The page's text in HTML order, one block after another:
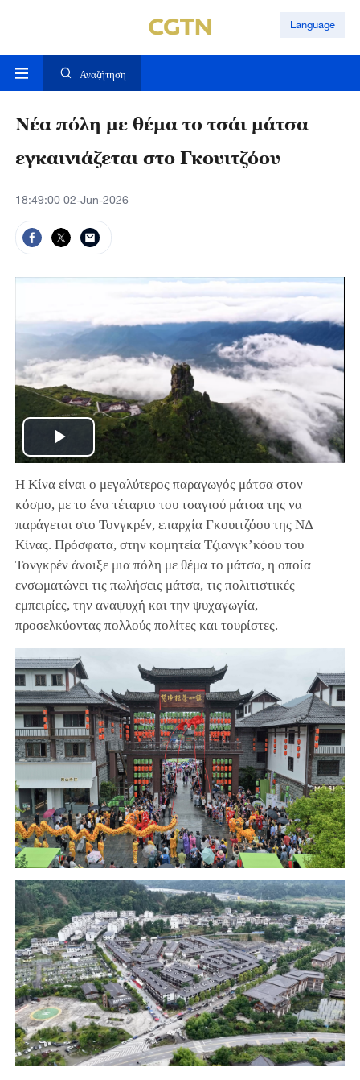
Language
Αναζήτηση
Νέα πόλη με θέμα το τσάι μάτσα
εγκαινιάζεται στο Γκουιτζόου
18:49:00 02-Jun-2026
Play
Video
Η Κίνα είναι ο μεγαλύτερος παραγωγός μάτσα στον
κόσμο, με το ένα τέταρτο του τσαγιού μάτσα της να
παράγεται στο Τονγκρέν, επαρχία Γκουιτζόου της ΝΔ
Κίνας. Πρόσφατα, στην κομητεία Τζιανγκ’κόου του
Τονγκρέν άνοιξε μια πόλη με θέμα το μάτσα, η οποία
ενσωματώνει τις πωλήσεις μάτσα, τις πολιτιστικές
εμπειρίες, την αναψυχή και την ψυχαγωγία,
προσελκύοντας πολλούς πολίτες και τουρίστες.